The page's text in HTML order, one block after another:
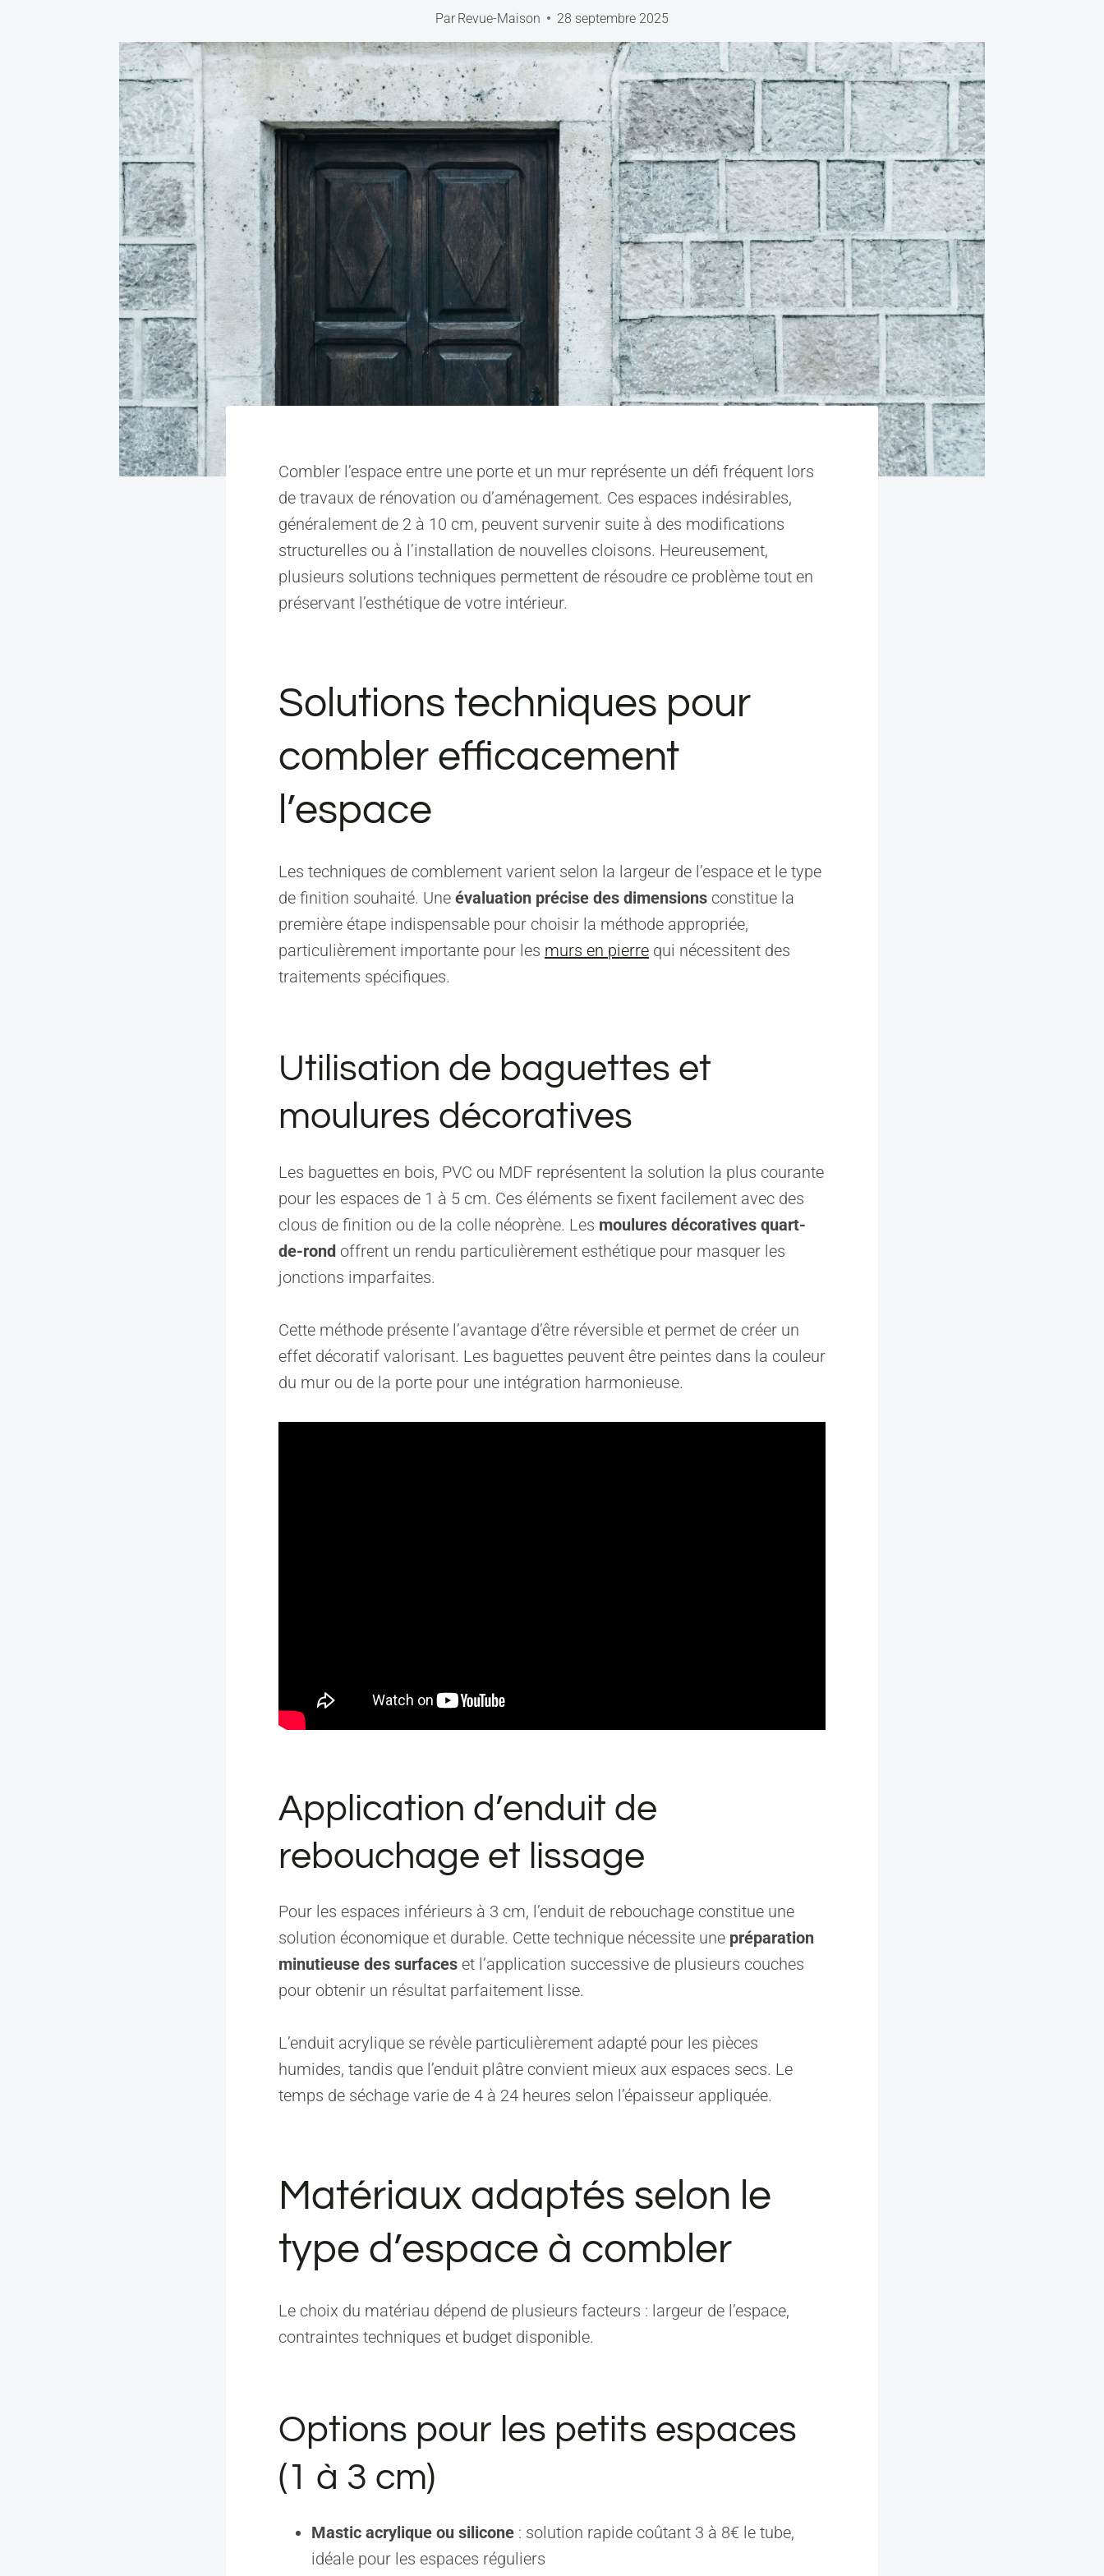
Par Revue-Maison 28 septembre 2025
Combler l’espace entre une porte et un mur représente un défi fréquent lors
de travaux de rénovation ou d’aménagement. Ces espaces indésirables,
généralement de 2 à 10 cm, peuvent survenir suite à des modifications
structurelles ou à l’installation de nouvelles cloisons. Heureusement,
plusieurs solutions techniques permettent de résoudre ce problème tout en
préservant l’esthétique de votre intérieur.
Solutions techniques pour
combler efficacement
l’espace
Les techniques de comblement varient selon la largeur de l’espace et le type
de finition souhaité. Une évaluation précise des dimensions constitue la
première étape indispensable pour choisir la méthode appropriée,
particulièrement importante pour les murs en pierre qui nécessitent des
traitements spécifiques.
Utilisation de baguettes et
moulures décoratives
Les baguettes en bois, PVC ou MDF représentent la solution la plus courante
pour les espaces de 1 à 5 cm. Ces éléments se fixent facilement avec des
clous de finition ou de la colle néoprène. Les moulures décoratives quart-
de-rond offrent un rendu particulièrement esthétique pour masquer les
jonctions imparfaites.
Cette méthode présente l’avantage d’être réversible et permet de créer un
effet décoratif valorisant. Les baguettes peuvent être peintes dans la couleur
du mur ou de la porte pour une intégration harmonieuse.
Application d’enduit de
rebouchage et lissage
Pour les espaces inférieurs à 3 cm, l’enduit de rebouchage constitue une
solution économique et durable. Cette technique nécessite une préparation
minutieuse des surfaces et l’application successive de plusieurs couches
pour obtenir un résultat parfaitement lisse.
L’enduit acrylique se révèle particulièrement adapté pour les pièces
humides, tandis que l’enduit plâtre convient mieux aux espaces secs. Le
temps de séchage varie de 4 à 24 heures selon l’épaisseur appliquée.
Matériaux adaptés selon le
type d’espace à combler
Le choix du matériau dépend de plusieurs facteurs : largeur de l’espace,
contraintes techniques et budget disponible.
Options pour les petits espaces
(1 à 3 cm)
Mastic acrylique ou silicone : solution rapide coûtant 3 à 8€ le tube,
idéale pour les espaces réguliers